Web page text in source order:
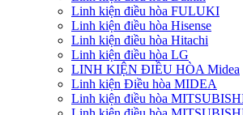
Linh kiện điều hòa FULUKI
Linh kiện điều hòa Hisense
Linh kiện điều hòa Hitachi
Linh kiện điều hòa LG
LINH KIỆN ĐIỀU HÒA Midea
Linh kiện Điều hòa MIDEA
Linh kiện điều hòa